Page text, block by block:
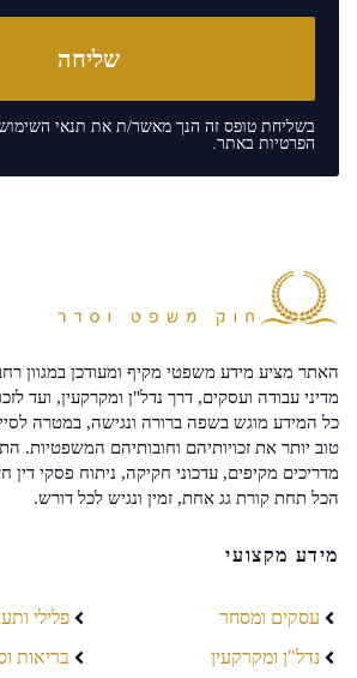
בשליחת טופס זה הנך מאשר/ת את תנאי
הפרטיות באתר.
האתר מציע מידע משפטי מקיף ומעודכן במגוון
מדיני עבודה ועסקים, דרך נדל"ן ומקרקעין, ועד
כל המידע מוגש בשפה ברורה ונגישה, במטרה
טוב יותר את זכויותיהם וחובותיהם המשפטיות.
מדריכים מקיפים, עדכוני חקיקה, ניתוח פסקי דין
הכל תחת קורת גג אחת, זמין ונגיש לכל דורש.
מידע מקצועי
עסקים ומסחר
נדל"ן ומקרקעין
פלילי
בריאות